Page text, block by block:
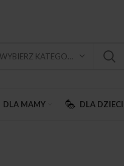
WYBIERZ KATEGORIĘ
DLA MAMY DLA DZIECI